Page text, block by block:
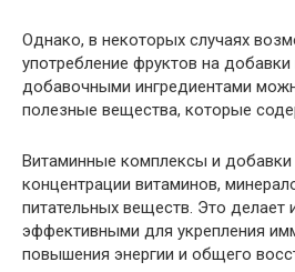
Однако, в некоторых случаях
употребление фруктов на
добавочными ингредиентами
полезные вещества, которые
Витаминные комплексы и
концентрации витаминов,
питательных веществ. Это делает
эффективными для укрепления
повышения энергии и общего